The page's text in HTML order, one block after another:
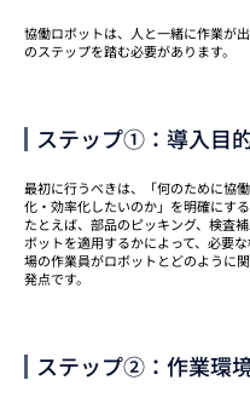
協働ロボットは、人と一緒に作業が
のステップを踏む必要があります。
ステップ①：導入目
最初に行うべきは、「何のために協
化・効率化したいのか」を明確にする
たとえば、部品のピッキング、検査
ボットを適用するかによって、必要
場の作業員がロボットとどのように
発点です。
ステップ②：作業環